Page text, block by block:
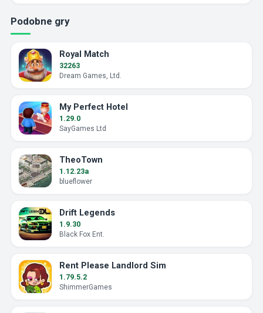
Podobne gry
Royal Match
32263
Dream Games, Ltd.
My Perfect Hotel
1.29.0
SayGames Ltd
TheoTown
1.12.23a
blueflower
Drift Legends
1.9.30
Black Fox Ent.
Rent Please Landlord Sim
1.79.5.2
ShimmerGames